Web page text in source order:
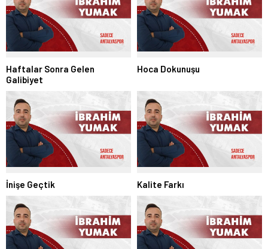
Haftalar Sonra Gelen
Galibiyet
Hoca Dokunuşu
İnişe Geçtik Kalite Farkı